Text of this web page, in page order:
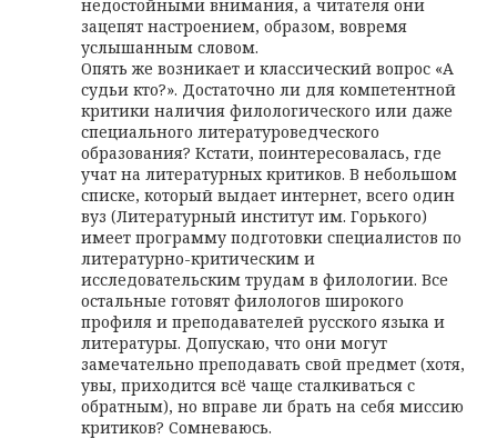
недостойными внимания, а читателя они
зацепят настроением, образом, вовремя
услышанным словом.
Опять же возникает и классический вопрос «А
судьи кто?». Достаточно ли для компетентной
критики наличия филологического или даже
специального литературоведческого
образования? Кстати, поинтересовалась, где
учат на литературных критиков. В небольшом
списке, который выдает интернет, всего один
вуз (Литературный институт им. Горького)
имеет программу подготовки специалистов по
литературно-критическим и
исследовательским трудам в филологии. Все
остальные готовят филологов широкого
профиля и преподавателей русского языка и
литературы. Допускаю, что они могут
замечательно преподавать свой предмет (хотя,
увы, приходится всё чаще сталкиваться с
обратным), но вправе ли брать на себя миссию
критиков? Сомневаюсь.